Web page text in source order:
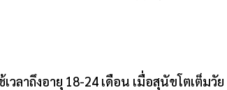
ลาถึงอายุ 18-24 เดือน เมื่อสุนัขโตเต็มวัย